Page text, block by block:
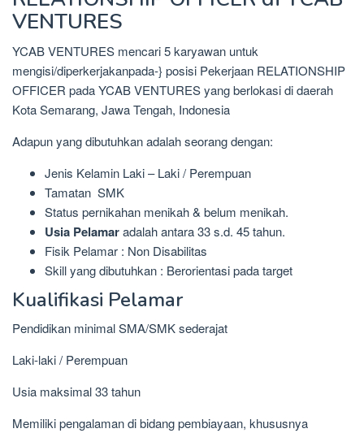
VENTURES
YCAB VENTURES mencari 5 karyawan untuk
mengisi/diperkerjakanpada-} posisi Pekerjaan RELATIONSHIP
OFFICER pada YCAB VENTURES yang berlokasi di daerah
Kota Semarang, Jawa Tengah, Indonesia
Adapun yang dibutuhkan adalah seorang dengan:
Jenis Kelamin Laki – Laki / Perempuan
Tamatan SMK
Status pernikahan menikah & belum menikah.
Usia Pelamaradalah antara 33 s.d. 45 tahun.
Fisik Pelamar : Non Disabilitas
Skill yang dibutuhkan : Berorientasi pada target
Kualifikasi Pelamar
Pendidikan minimal SMA/SMK sederajat
Laki-laki / Perempuan
Usia maksimal 33 tahun
Memiliki pengalaman di bidang pembiayaan, khususnya